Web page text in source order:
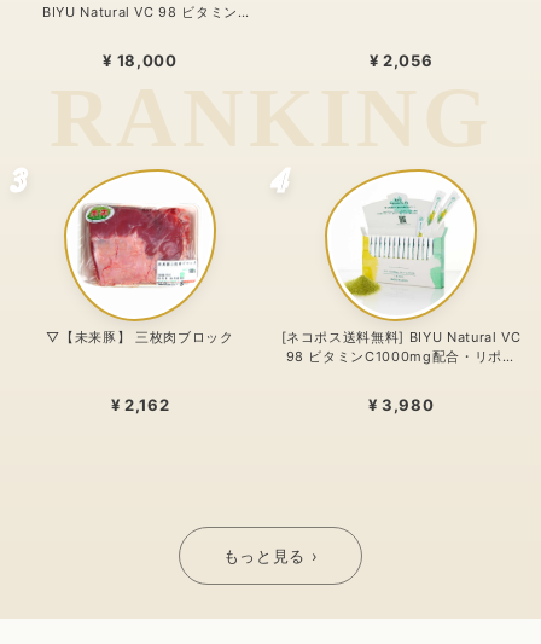
BIYU Natural VC 98 ビタミン
合〜 24時間、体温を感じるビタミン
C。98%植物由来のリポソーム処方
¥ 18,000 ¥ 2,056
3
▽【未来豚】 三枚肉ブロック
¥ 2,162
4
[ネコポス送料無料] BIYU Natural VC
98 ビタミンC1000mg配合・リポゾ
るビタミンC。98%植物由来のリポソ
ーム処方 〜
¥ 3,980
もっと見る ›